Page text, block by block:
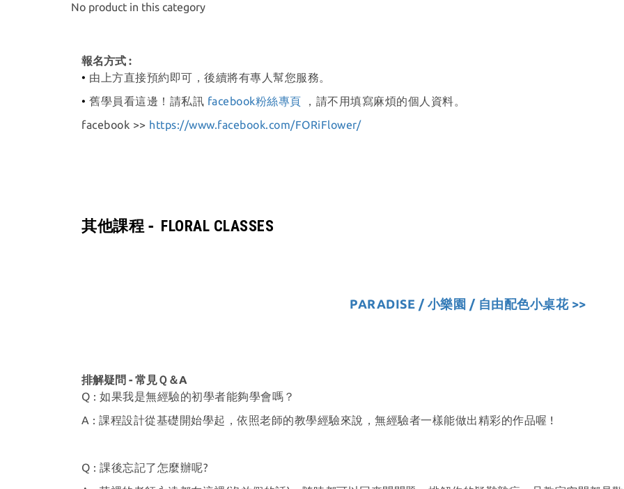
No product in this category
報名方式 :
• 由上方直接預約即可，後續將有專人幫您服務。
• 舊學員看這邊！請私訊 facebook粉絲專頁 ，請不用填寫麻煩的個人資料。
facebook >> https://www.facebook.com/FORiFlower/
其他課程 - FLORAL CLASSES
PARADISE / 小樂園 / 自由配色小桌花 >>
排解疑問 - 常見Ｑ＆A
Q : 如果我是無經驗的初學者能夠學會嗎？
A : 課程設計從基礎開始學起，依照老師的教學經驗來說，無經驗者一樣能做出精彩的作品喔 !
Q : 課後忘記了怎麼辦呢?